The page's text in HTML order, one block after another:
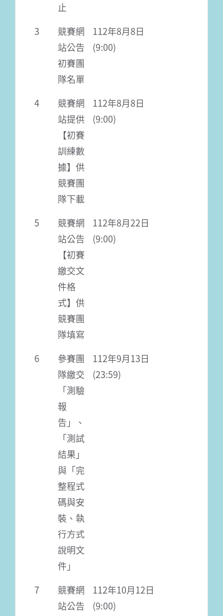
止
3
競賽網
站公告
初賽團
隊名單
112年8月8日
(9:00)
4
競賽網
站提供
【初賽
訓練數
據】供
競賽團
隊下載
112年8月8日
(9:00)
5
競賽網
站公告
【初賽
繳交文
件格
式】供
競賽團
隊填寫
112年8月22日
(9:00)
6
參賽團
隊繳交
「測驗
報
告」、
「測試
結果」
與「完
整程式
碼與安
裝、執
行方式
說明文
件」
112年9月13日
(23:59)
7
競賽網
站公告
112年10月12日
(9:00)